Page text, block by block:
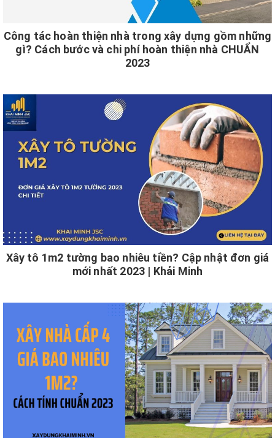
Công tác hoàn thiện nhà trong xây dựng gồm những
gì? Cách bước và chi phí hoàn thiện nhà CHUẨN
2023
Xây tô 1m2 tường bao nhiêu tiền? Cập nhật đơn giá
mới nhất 2023 | Khải Minh